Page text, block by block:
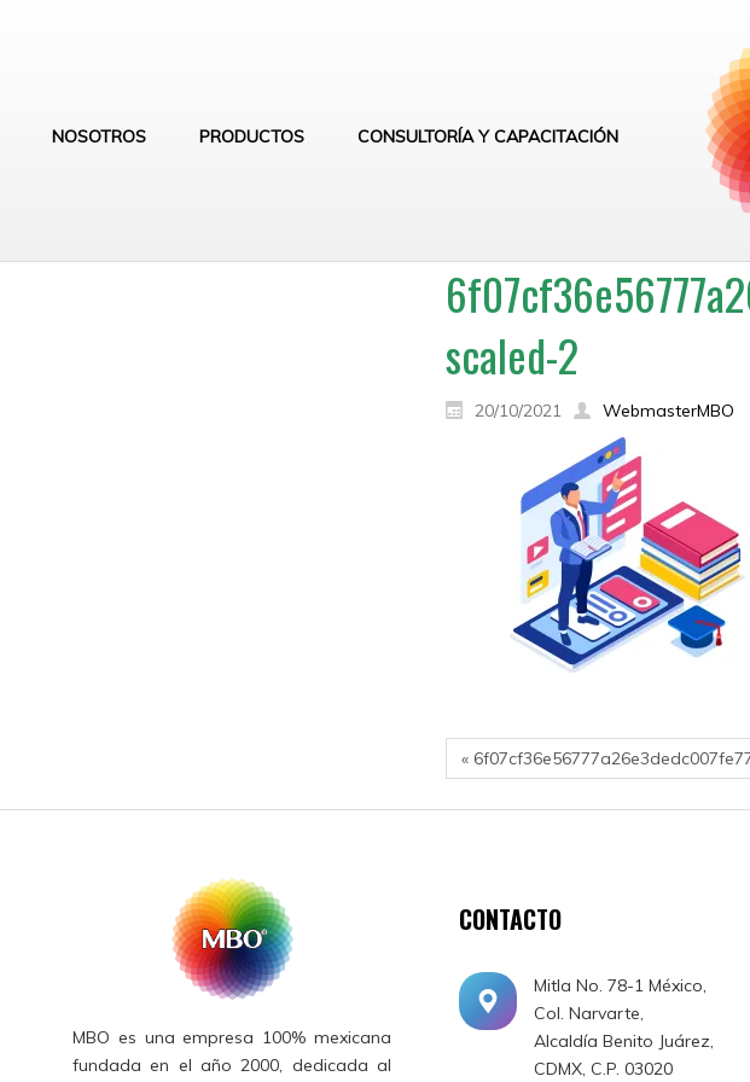
NOSOTROS PRODUCTOS CONSULTORÍA Y CAPACITACIÓN
scaled-2
20/10/2021 WebmasterMBO
«
MBO es una empresa 100% mexicana
fundada en el año 2000, dedicada al
CONTACTO
Mitla No. 78-1 México,
Col. Narvarte,
Alcaldía Benito Juárez,
CDMX, C.P. 03020